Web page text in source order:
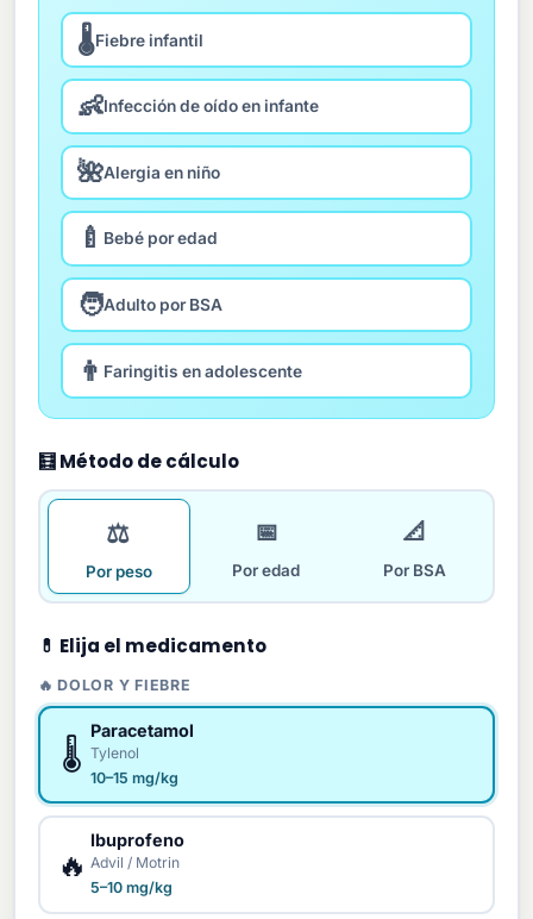
🌡️Fiebre infantil
👶Infección de oído en infante
🌺Alergia en niño
🍼 Bebé por edad
🧑Adulto por BSA
👨 Faringitis en adolescente
🧮 Método de cálculo
⚖️
Por peso
📅
Por edad
📐
Por BSA
💊 Elija el medicamento
🔥 DOLOR Y FIEBRE
🌡️
Paracetamol
Tylenol
10–15 mg/kg
🔥
Ibuprofeno
Advil / Motrin
5–10 mg/kg